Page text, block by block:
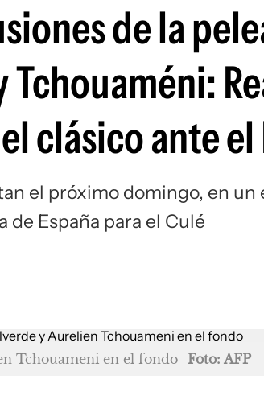
de la
Tchouaméni:
clásico ante
el próximo domingo, en
España para el Culé
Tchouameni en el fondo Foto: AFP